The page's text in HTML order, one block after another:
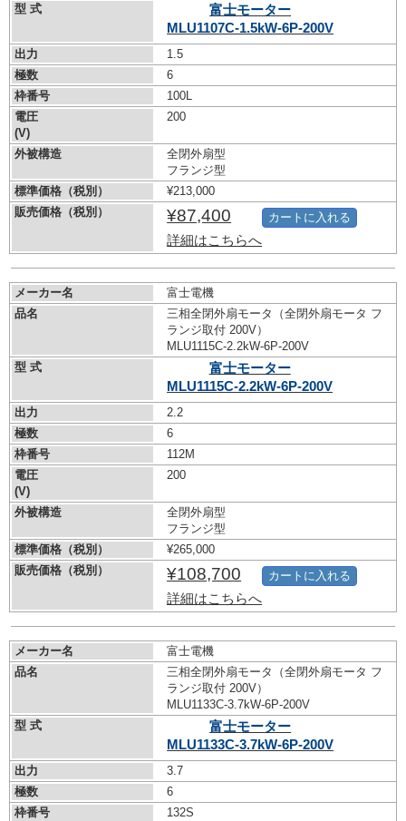
型 式
富士モーター
MLU1107C-1.5kW-6P-200V
出力
1.5
極数
6
枠番号
100L
電圧
(V)
200
外被構造
全閉外扇型
フランジ型
標準価格（税別）
¥213,000
販売価格（税別）
¥87,400
詳細はこちらへ
カートに入れる
メーカー名
富士電機
品名
三相全閉外扇モータ（全閉外扇モータ フ
ランジ取付 200V）
MLU1115C-2.2kW-6P-200V
型 式
富士モーター
MLU1115C-2.2kW-6P-200V
出力
2.2
極数
6
枠番号
112M
電圧
(V)
200
外被構造
全閉外扇型
フランジ型
標準価格（税別）
¥265,000
販売価格（税別）
¥108,700
詳細はこちらへ
カートに入れる
メーカー名
富士電機
品名
三相全閉外扇モータ（全閉外扇モータ フ
ランジ取付 200V）
MLU1133C-3.7kW-6P-200V
型 式
富士モーター
MLU1133C-3.7kW-6P-200V
出力
3.7
極数
6
枠番号
132S